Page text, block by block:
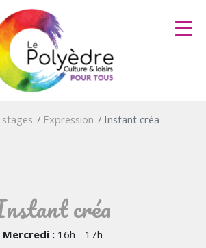
au
contenu
principal
Expression Instant créa
créa
Mercredi : 16h - 17h